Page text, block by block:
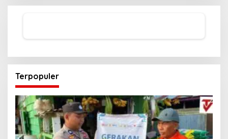
Terpopuler